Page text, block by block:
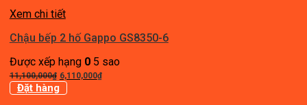
Xem chi tiết
Chậu bếp 2 hố Gappo GS8350-6
Được xếp hạng 05 sao
11,100,000₫ Giá
gốc
6,110,000₫Giá
Đặt hàng